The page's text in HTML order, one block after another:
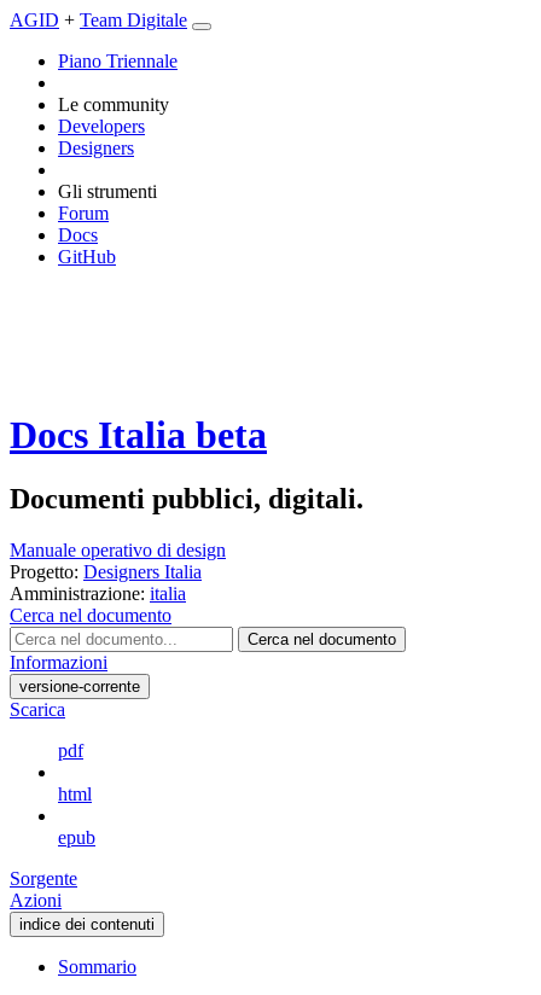
AGID + Team Digitale
Piano Triennale
Le community
Developers
Designers
Gli strumenti
Forum
Docs
GitHub
Docs Italia beta
Documenti pubblici, digitali.
Manuale operativo di design
Progetto: Designers Italia
Amministrazione: italia
Cerca nel documento
Cerca nel documento
Informazioni
versione-corrente
Scarica
pdf
html
epub
Sorgente
Azioni
indice dei contenuti
Sommario